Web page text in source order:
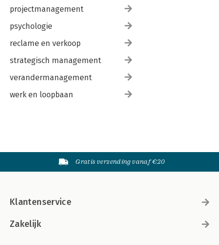
projectmanagement
psychologie
reclame en verkoop
strategisch management
verandermanagement
werk en loopbaan
Gratis verzending vanaf €20
Klantenservice
Zakelijk